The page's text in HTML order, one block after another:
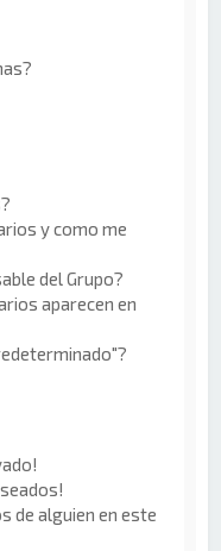
y como me
del Grupo?
aparecen en
de alguien en este